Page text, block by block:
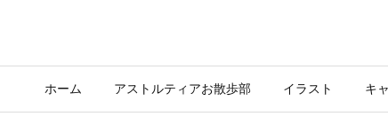
ホーム アストルティアお散歩部 イラスト キ